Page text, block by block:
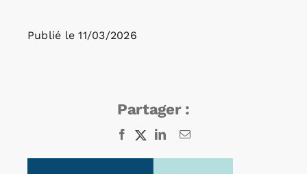
Rechercher:
Publié le 11/03/2026
Partager :
Facebook
X LinkedInEmail